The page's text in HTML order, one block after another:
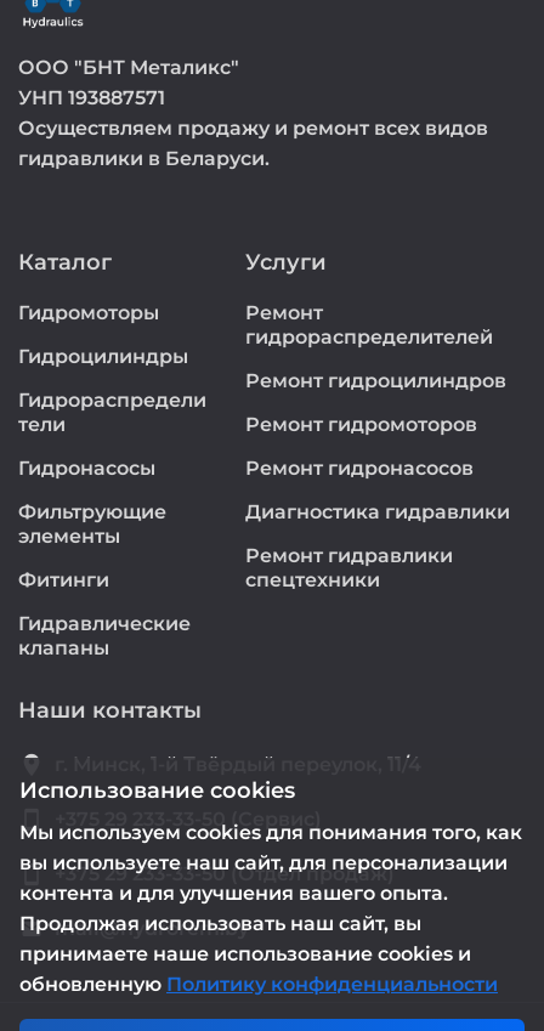
ООО "БНТ Металикс"
УНП 193887571
Осуществляем продажу и ремонт всех видов
гидравлики в Беларуси.
Каталог
Гидромоторы
Гидроцилиндры
Гидрораспредели
тели
Гидронасосы
Фильтрующие
элементы
Фитинги
Гидравлические
клапаны
Услуги
Ремонт
гидрораспределителей
Ремонт гидроцилиндров
Ремонт гидромоторов
Ремонт гидронасосов
Диагностика гидравлики
Ремонт гидравлики
спецтехники
Наши контакты
location_on г. Минск, 1-й Твёрдый переулок, 11/4
smartphone +375 29 233-33-50 (Сервис)
smartphone +375 29 233-33-50 (Отдел продаж)
email mail@hydrorem.by
Использование cookies
Мы используем cookies для понимания того, как
вы используете наш сайт, для персонализации
контента и для улучшения вашего опыта.
Продолжая использовать наш сайт, вы
принимаете наше использование cookies и
обновленную Политику конфиденциальности